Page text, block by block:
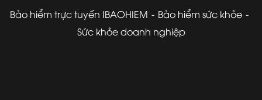
Bảo hiểm trực tuyến IBAOHIEM
Bảo hiểm sức khỏe
Sức khỏe doanh nghiệp